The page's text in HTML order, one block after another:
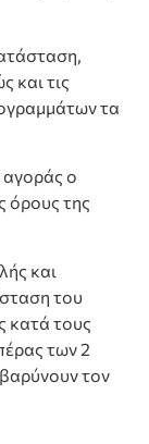
και τις
τα
αγοράς ο
όρους της
και
του
κατά τους
των 2
τον